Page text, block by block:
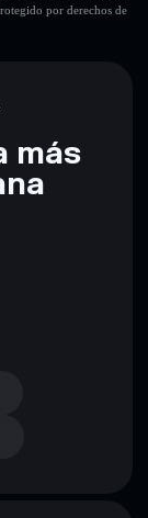
por derechos de
más